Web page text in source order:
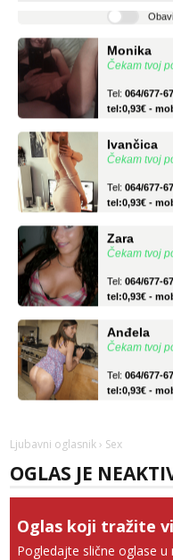
Čekam tvoj
tel:0,93€ -
Čekam tvoj
tel:0,93€ -
Čekam tvoj
tel:0,93€ -
Čekam tvoj
tel:0,93€ -
tel:0,93€ -
Monika
Čekam tvoj
Ljubavni oglasnik › Sex
OGLAS JE
Oglas koji tražite
Pogledajte slične oglase u